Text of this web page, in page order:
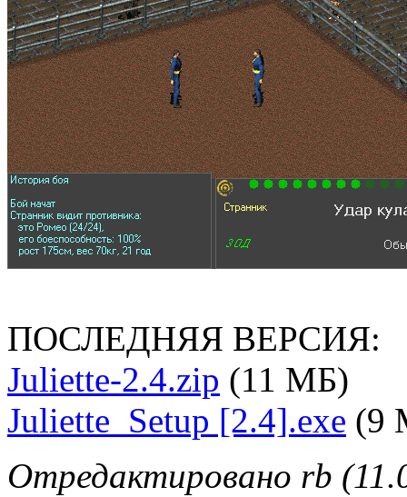
ПОСЛЕДНЯЯ ВЕРСИЯ:
Juliette-2.4.zip (11 МБ)
Juliette_Setup [2.4].exe (9
Отредактировано rb